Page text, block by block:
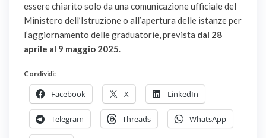
essere chiarito solo da una comunicazione ufficiale del
Ministero dell’Istruzione o all’apertura delle istanze per
l’aggiornamento delle graduatorie, prevista dal 28
aprile al 9 maggio 2025.
Condividi:
Facebook X LinkedIn
Telegram Threads WhatsApp